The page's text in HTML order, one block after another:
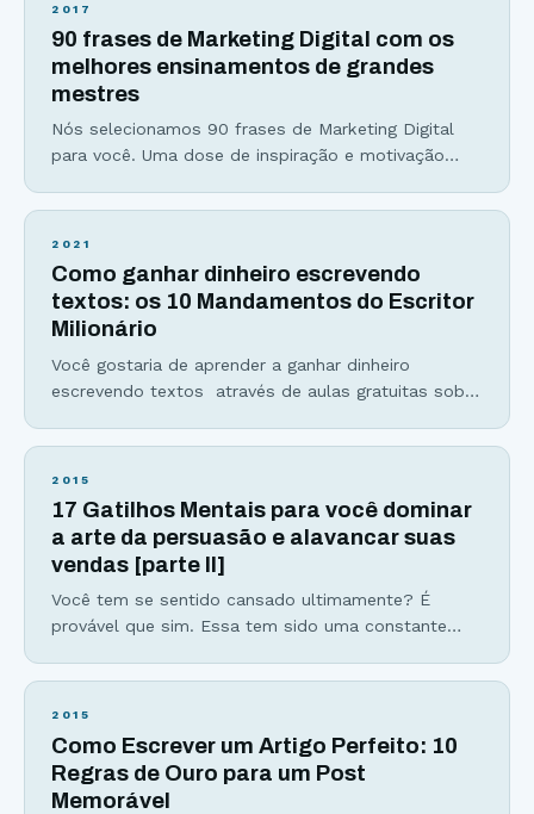
pode ser que você esteja perdendo muitos leitores
pelo
2017
90 frases de Marketing Digital com os
melhores ensinamentos de grandes
mestres
Nós selecionamos 90 frases de Marketing Digital
para você. Uma dose de inspiração e motivação
usando o Marketing Digital como importante
marca poderosa. São 90 frases de Marketing Digital
contendo ensinamentos dos
2021
Como ganhar dinheiro escrevendo
textos: os 10 Mandamentos do Escritor
Milionário
Você gostaria de aprender a ganhar dinheiro
escrevendo textos através de aulas gratuitas sobre
sobre como viver da escrita estará a sua disposição
abaixo. Conheça os 10 princípios que um escritor
deve seguir para ser bem-sucedido e
2015
17 Gatilhos Mentais para você dominar
a arte da persuasão e alavancar suas
vendas [parte II]
Você tem se sentido cansado ultimamente? É
provável que sim. Essa tem sido uma constante
com as mesmas 24h de sempre parecem estar
durante o dia nos deixa ainda mais exaustos, em
especial mentalmente. Esse é
2015
Como Escrever um Artigo Perfeito: 10
Regras de Ouro para um Post
Memorável